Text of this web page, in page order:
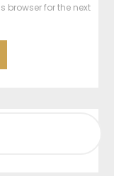
browser for the next